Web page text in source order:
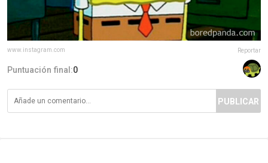
www.instagram.com Reportar
Puntuación final:0
PUBLICAR